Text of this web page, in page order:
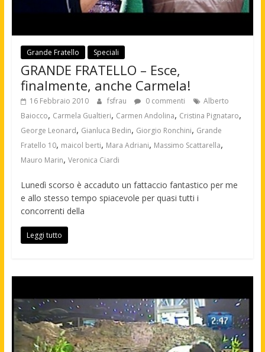
Grande Fratello Speciali
GRANDE FRATELLO – Esce,
finalmente, anche Carmela!
16 Febbraio 2010 fsfrau 0 commenti
Alberto
Baiocco, Carmela Gualtieri, Carmen Andolina, Cristina Pignataro,
George Leonard, Gianluca Bedin, Giorgio Ronchini, Grande
Fratello 10, maicol berti, Mara Adriani, Massimo Scattarella,
Mauro Marin, Veronica Ciardi
Lunedì scorso è accaduto un fattaccio fantastico per me
e allo stesso tempo spiacevole per quasi tutti i
concorrenti della
Leggi tutto